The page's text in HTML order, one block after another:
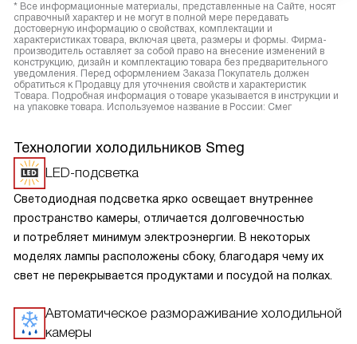
* Все информационные материалы, представленные на Сайте, носят
справочный характер и не могут в полной мере передавать
достоверную информацию о свойствах, комплектации и
характеристиках товара, включая цвета, размеры и формы. Фирма-
производитель оставляет за собой право на внесение изменений в
конструкцию, дизайн и комплектацию товара без предварительного
уведомления. Перед оформлением Заказа Покупатель должен
обратиться к Продавцу для уточнения свойств и характеристик
Товара. Подробная информация о товаре указывается в инструкции и
на упаковке товара. Используемое название в России: Смег
Технологии холодильников Smeg
LED-подсветка
Светодиодная подсветка ярко освещает внутреннее
пространство камеры, отличается долговечностью
и потребляет минимум электроэнергии. В некоторых
моделях лампы расположены сбоку, благодаря чему их
свет не перекрывается продуктами и посудой на полках.
Автоматическое размораживание холодильной
камеры